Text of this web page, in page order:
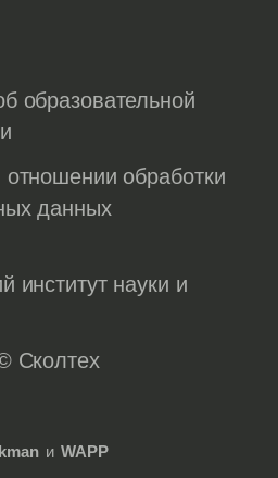
образовательной
отношении обработки
данных
институт науки и
Сколтех
и WAPP